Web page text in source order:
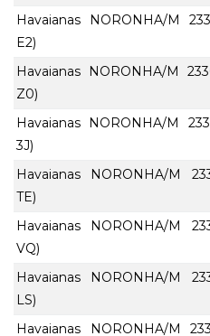
Havaianas NORONHA/M
E2)
Havaianas NORONHA/M
Z0)
Havaianas NORONHA/M
3J)
Havaianas NORONHA/M
TE)
Havaianas NORONHA/M
VQ)
Havaianas NORONHA/M
LS)
Havaianas NORONHA/M